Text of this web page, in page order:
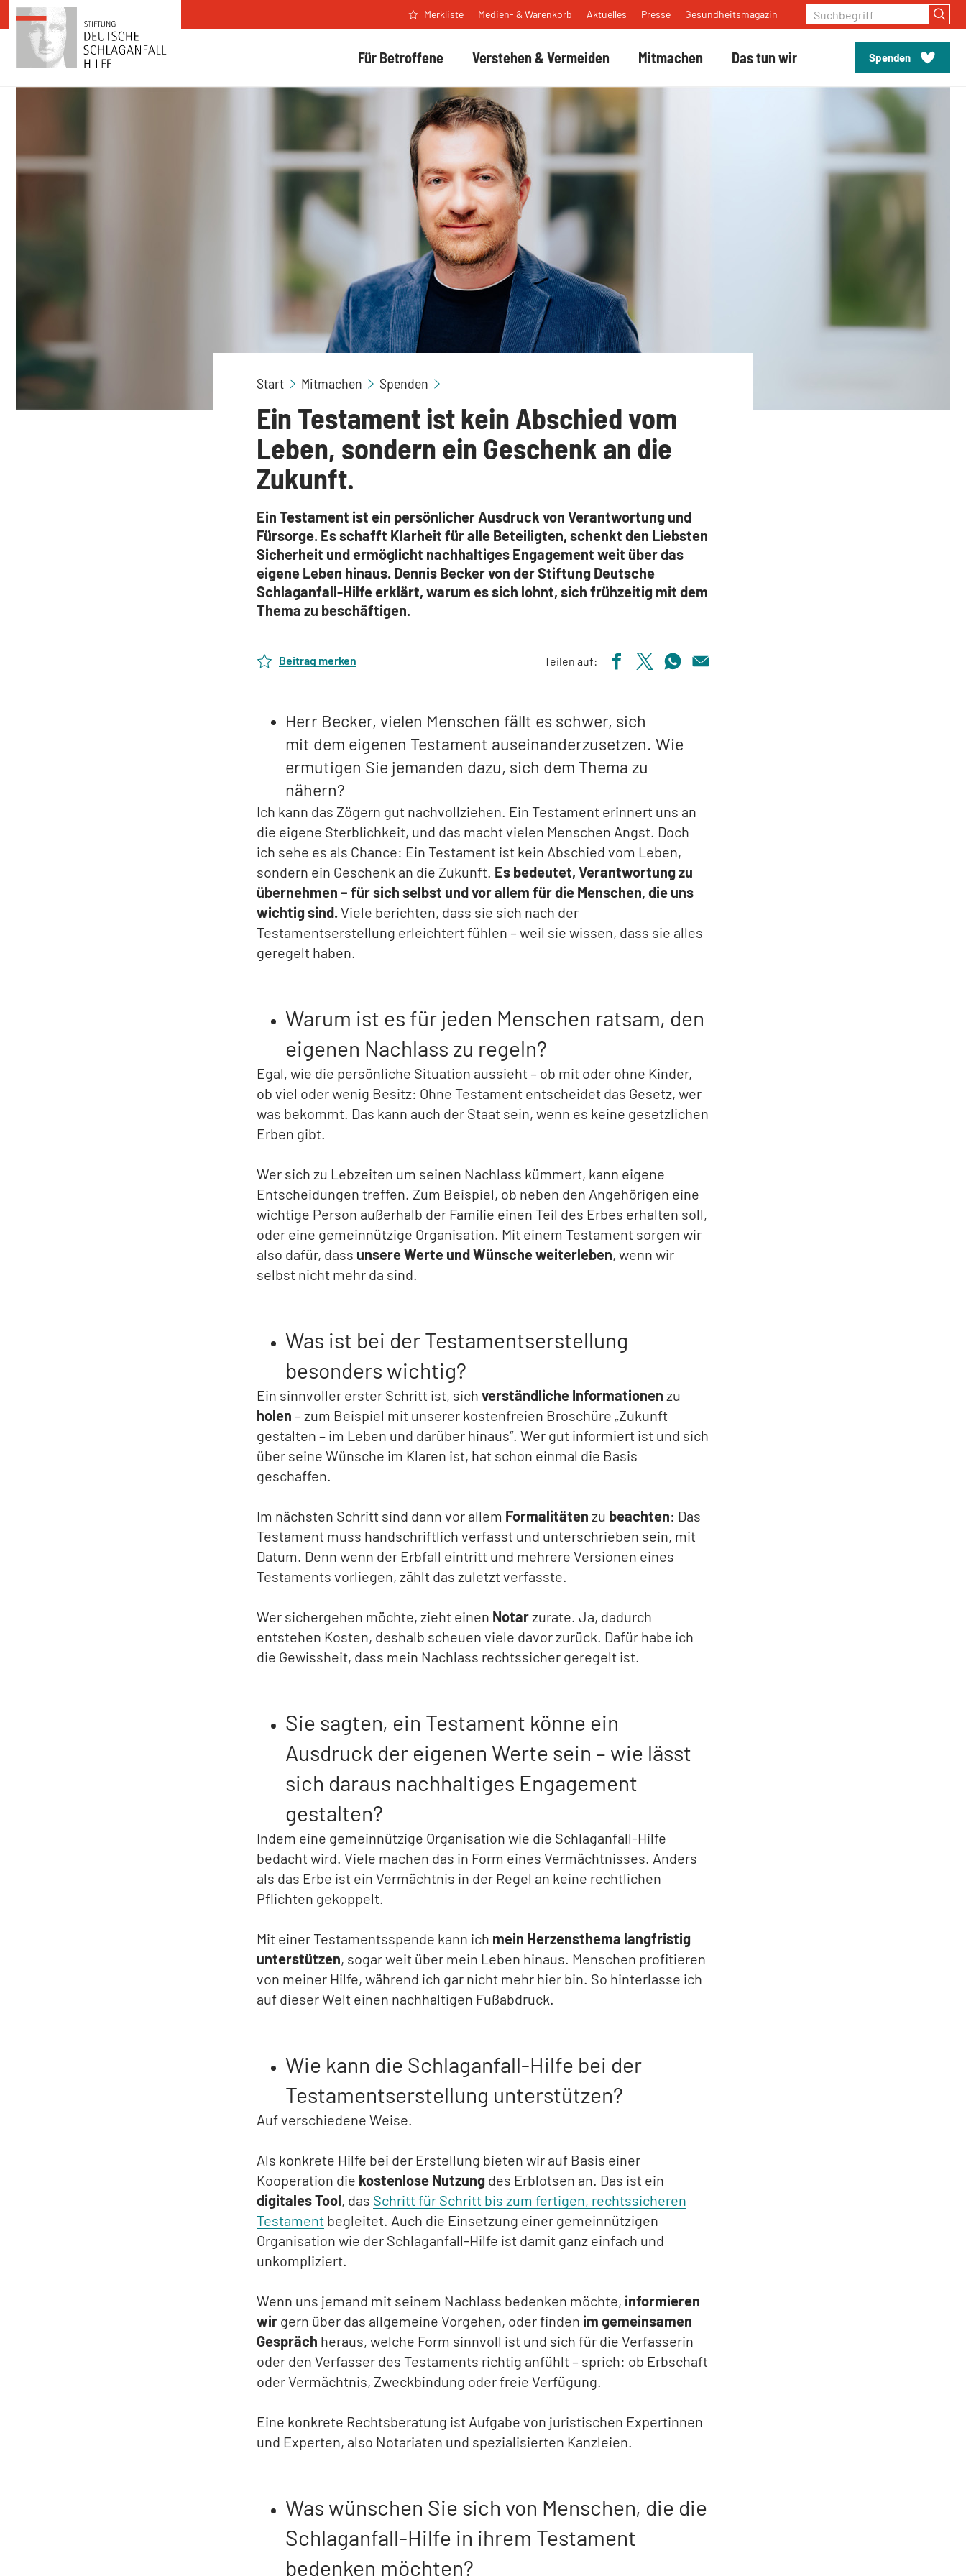
Zum Inhalt springen
Für Betroffene Verstehen & Vermeiden Mitmachen Das tun wir Spenden
Merkliste Medien- & Warenkorb Aktuelles Presse Gesundheitsmagazin Suchbegriff
Start Mitmachen Spenden
Ein Testament ist kein Abschied vom
Leben, sondern ein Geschenk an die
Zukunft.
Ein Testament ist ein persönlicher Ausdruck von Verantwortung und
Fürsorge. Es schafft Klarheit für alle Beteiligten, schenkt den Liebsten
Sicherheit und ermöglicht nachhaltiges Engagement weit über das
eigene Leben hinaus. Dennis Becker von der Stiftung Deutsche
Schlaganfall-Hilfe erklärt, warum es sich lohnt, sich frühzeitig mit dem
Thema zu beschäftigen.
Beitrag merken Teilen auf:
Herr Becker, vielen Menschen fällt es schwer, sich
mit dem eigenen Testament auseinanderzusetzen. Wie
ermutigen Sie jemanden dazu, sich dem Thema zu
nähern?
Ich kann das Zögern gut nachvollziehen. Ein Testament erinnert uns an
die eigene Sterblichkeit, und das macht vielen Menschen Angst. Doch
ich sehe es als Chance: Ein Testament ist kein Abschied vom Leben,
sondern ein Geschenk an die Zukunft. Es bedeutet, Verantwortung zu
übernehmen – für sich selbst und vor allem für die Menschen, die uns
wichtig sind.Viele berichten, dass sie sich nach der
Testamentserstellung erleichtert fühlen – weil sie wissen, dass sie alles
geregelt haben.
Warum ist es für jeden Menschen ratsam, den
eigenen Nachlass zu regeln?
Egal, wie die persönliche Situation aussieht – ob mit oder ohne Kinder,
ob viel oder wenig Besitz: Ohne Testament entscheidet das Gesetz, wer
was bekommt. Das kann auch der Staat sein, wenn es keine gesetzlichen
Erben gibt.
Wer sich zu Lebzeiten um seinen Nachlass kümmert, kann eigene
Entscheidungen treffen. Zum Beispiel, ob neben den Angehörigen eine
wichtige Person außerhalb der Familie einen Teil des Erbes erhalten soll,
oder eine gemeinnützige Organisation. Mit einem Testament sorgen wir
also dafür, dass unsere Werte und Wünsche weiterleben, wenn wir
selbst nicht mehr da sind.
Was ist bei der Testamentserstellung
besonders wichtig?
Ein sinnvoller erster Schritt ist, sich verständliche Informationen zu
holen – zum Beispiel mit unserer kostenfreien Broschüre „Zukunft
gestalten – im Leben und darüber hinaus“. Wer gut informiert ist und sich
über seine Wünsche im Klaren ist, hat schon einmal die Basis
geschaffen.
Im nächsten Schritt sind dann vor allem Formalitäten zu beachten: Das
Testament muss handschriftlich verfasst und unterschrieben sein, mit
Datum. Denn wenn der Erbfall eintritt und mehrere Versionen eines
Testaments vorliegen, zählt das zuletzt verfasste.
Wer sichergehen möchte, zieht einen Notarzurate. Ja, dadurch
entstehen Kosten, deshalb scheuen viele davor zurück. Dafür habe ich
die Gewissheit, dass mein Nachlass rechtssicher geregelt ist.
Sie sagten, ein Testament könne ein
Ausdruck der eigenen Werte sein – wie lässt
sich daraus nachhaltiges Engagement
gestalten?
Indem eine gemeinnützige Organisation wie die Schlaganfall-Hilfe
bedacht wird. Viele machen das in Form eines Vermächtnisses. Anders
als das Erbe ist ein Vermächtnis in der Regel an keine rechtlichen
Pflichten gekoppelt.
Mit einer Testamentsspende kann ich mein Herzensthema langfristig
unterstützen, sogar weit über mein Leben hinaus. Menschen profitieren
von meiner Hilfe, während ich gar nicht mehr hier bin. So hinterlasse ich
auf dieser Welt einen nachhaltigen Fußabdruck.
Wie kann die Schlaganfall-Hilfe bei der
Testamentserstellung unterstützen?
Auf verschiedene Weise.
Als konkrete Hilfe bei der Erstellung bieten wir auf Basis einer
Kooperation die kostenlose Nutzung des Erblotsen an. Das ist ein
digitales Tool, das Schritt für Schritt bis zum fertigen, rechtssicheren
Testament begleitet. Auch die Einsetzung einer gemeinnützigen
Organisation wie der Schlaganfall-Hilfe ist damit ganz einfach und
unkompliziert.
Wenn uns jemand mit seinem Nachlass bedenken möchte, informieren
wir gern über das allgemeine Vorgehen, oder finden im gemeinsamen
Gespräch heraus, welche Form sinnvoll ist und sich für die Verfasserin
oder den Verfasser des Testaments richtig anfühlt – sprich: ob Erbschaft
oder Vermächtnis, Zweckbindung oder freie Verfügung.
Eine konkrete Rechtsberatung ist Aufgabe von juristischen Expertinnen
und Experten, also Notariaten und spezialisierten Kanzleien.
Was wünschen Sie sich von Menschen, die die
Schlaganfall-Hilfe in ihrem Testament
bedenken möchten?